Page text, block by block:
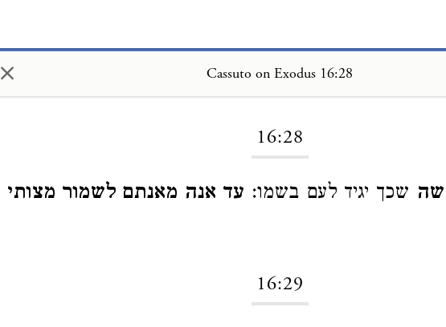
× Cassuto on Exodus 16:28
16:28
שכך יגיד לעם בשמו: עד אנה מאנתם לשמור מצותי
16:29